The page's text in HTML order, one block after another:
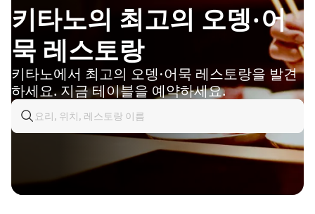
키타노의 최고의 오뎅·어
묵 레스토랑
키타노에서 최고의 오뎅·어묵 레스토랑을 발견
하세요. 지금 테이블을 예약하세요.